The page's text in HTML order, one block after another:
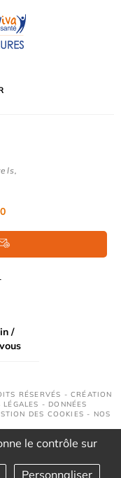
/
RÉSERVÉS - CRÉATION
- DONNÉES
DES COOKIES - NOS
le contrôle sur
Personnaliser